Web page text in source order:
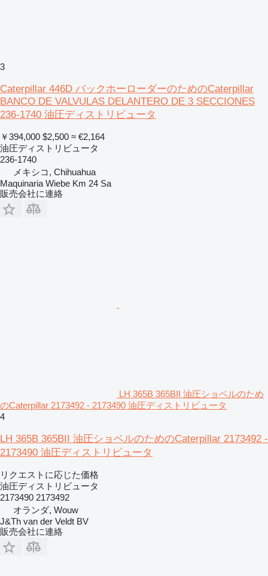
3
Caterpillar 446D バックホーローダーのためのCaterpillar
BANCO DE VALVULAS DELANTERO DE 3 SECCIONES
236-1740 油圧ディストリビュータ
￥394,000 $2,500 ≈ €2,164
油圧ディストリビュータ
236-1740
メキシコ, Chihuahua
Maquinaria Wiebe Km 24 Sa
販売会社に連絡
LH 365B 365BII 油圧ショベルのため
のCaterpillar 2173492 - 2173490 油圧ディストリビュータ
4
LH 365B 365BII 油圧ショベルのためのCaterpillar 2173492 -
2173490 油圧ディストリビュータ
リクエストに応じた価格
油圧ディストリビュータ
2173490 2173492
オランダ, Wouw
J&Th van der Veldt BV
販売会社に連絡